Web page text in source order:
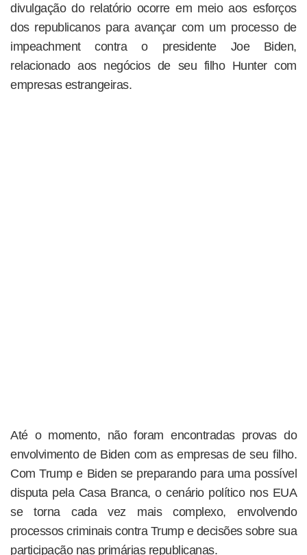
divulgação do relatório ocorre em meio aos esforços
dos republicanos para avançar com um processo de
impeachment contra o presidente Joe Biden,
relacionado aos negócios de seu filho Hunter com
empresas estrangeiras.
Até o momento, não foram encontradas provas do
envolvimento de Biden com as empresas de seu filho.
Com Trump e Biden se preparando para uma possível
disputa pela Casa Branca, o cenário político nos EUA
se torna cada vez mais complexo, envolvendo
processos criminais contra Trump e decisões sobre sua
participação nas primárias republicanas.